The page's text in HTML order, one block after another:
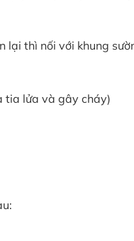
lại thì nối với khung
tia lửa và gây cháy)